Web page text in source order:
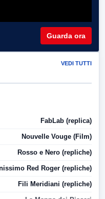
Guarda ora
VEDI TUTTI
FabLab (replica)
Nouvelle Vouge (Film)
Rosso e Nero (repliche)
Red Roger (repliche)
Fili Meridiani (repliche)